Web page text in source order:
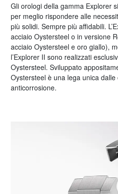
Gli orologi della gamma Explorer
per meglio rispondere alle
più solidi. Sempre più affidabili.
acciaio Oystersteel o in versione
acciaio Oystersteel e oro giallo),
l’Explorer II sono realizzati
Oystersteel. Sviluppato
Oystersteel è una lega unica
anticorrosione.